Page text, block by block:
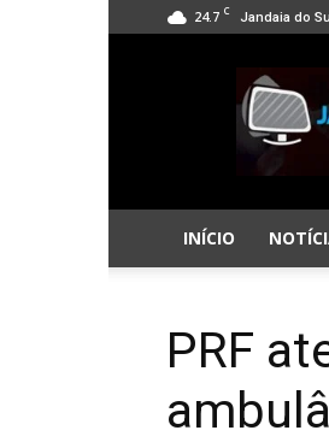
24.7 C Jandaia do
Jandaia
Online
INÍCIO
PRF